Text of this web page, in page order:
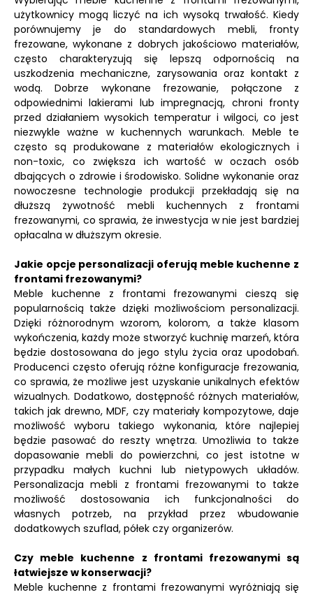
użytkownicy mogą liczyć na ich wysoką trwałość. Kiedy
porównujemy je do standardowych mebli, fronty
frezowane, wykonane z dobrych jakościowo materiałów,
często charakteryzują się lepszą odpornością na
uszkodzenia mechaniczne, zarysowania oraz kontakt z
wodą. Dobrze wykonane frezowanie, połączone z
odpowiednimi lakierami lub impregnacją, chroni fronty
przed działaniem wysokich temperatur i wilgoci, co jest
niezwykle ważne w kuchennych warunkach. Meble te
często są produkowane z materiałów ekologicznych i
non-toxic, co zwiększa ich wartość w oczach osób
dbających o zdrowie i środowisko. Solidne wykonanie oraz
nowoczesne technologie produkcji przekładają się na
dłuższą żywotność mebli kuchennych z frontami
frezowanymi, co sprawia, że inwestycja w nie jest bardziej
opłacalna w dłuższym okresie.
Jakie opcje personalizacji oferują meble kuchenne z
frontami frezowanymi?
Meble kuchenne z frontami frezowanymi cieszą się
popularnością także dzięki możliwościom personalizacji.
Dzięki różnorodnym wzorom, kolorom, a także klasom
wykończenia, każdy może stworzyć kuchnię marzeń, która
będzie dostosowana do jego stylu życia oraz upodobań.
Producenci często oferują różne konfiguracje frezowania,
co sprawia, że możliwe jest uzyskanie unikalnych efektów
wizualnych. Dodatkowo, dostępność różnych materiałów,
takich jak drewno, MDF, czy materiały kompozytowe, daje
możliwość wyboru takiego wykonania, które najlepiej
będzie pasować do reszty wnętrza. Umożliwia to także
dopasowanie mebli do powierzchni, co jest istotne w
przypadku małych kuchni lub nietypowych układów.
Personalizacja mebli z frontami frezowanymi to także
możliwość dostosowania ich funkcjonalności do
własnych potrzeb, na przykład przez wbudowanie
dodatkowych szuflad, półek czy organizerów.
Czy meble kuchenne z frontami frezowanymi są
łatwiejsze w konserwacji?
Meble kuchenne z frontami frezowanymi wyróżniają się